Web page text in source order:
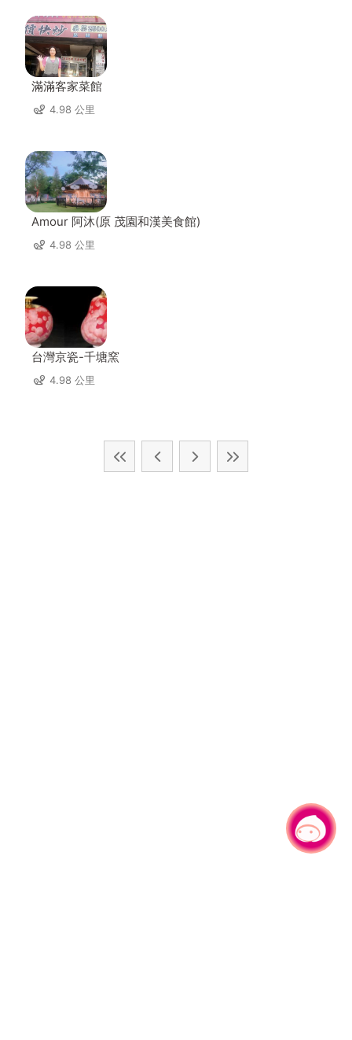
滿滿客家菜館
4.98 公里
Amour 阿沐(原 茂園和漢美食館)
4.98 公里
台灣京瓷-千塘窯
4.98 公里